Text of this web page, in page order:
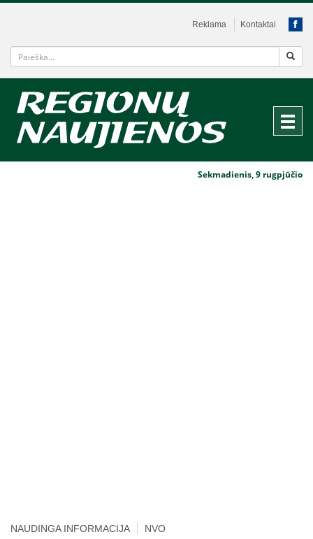
Reklama Kontaktai
Sekmadienis, 9 rugpjūčio
NAUDINGA INFORMACIJA NVO